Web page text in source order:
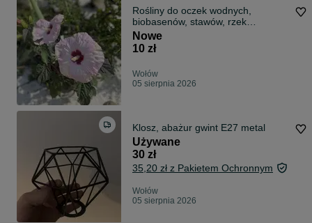
Rośliny do oczek wodnych,
biobasenów, stawów, rzek
ogrodowych.
Nowe
10 zł
Wołów
05 sierpnia 2026
Klosz, abażur gwint E27 metal
Używane
30 zł
35,20 zł z Pakietem Ochronnym
Wołów
05 sierpnia 2026